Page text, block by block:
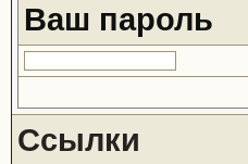
Ваш пароль
Ссылки